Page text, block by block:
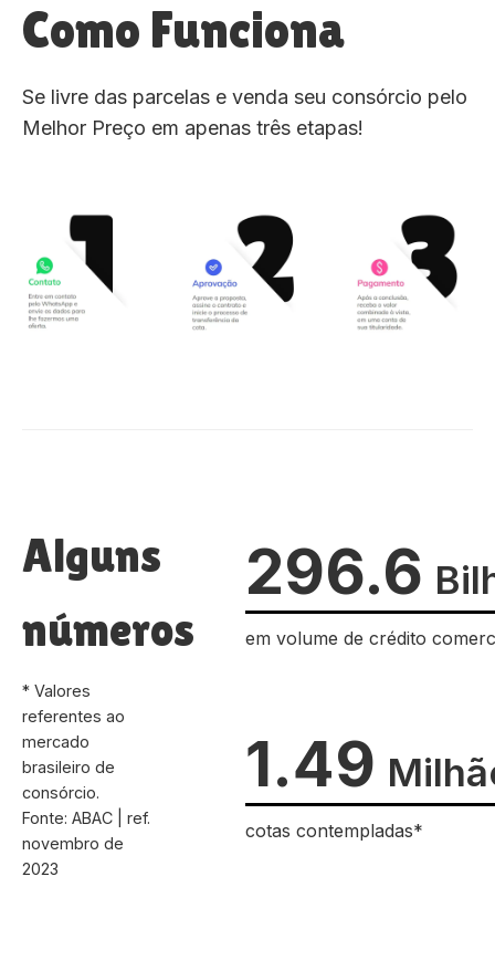
Como Funciona
Se livre das parcelas e venda seu consórcio pelo
Melhor Preço em apenas três etapas!
Alguns
números
* Valores
referentes ao
mercado
brasileiro de
consórcio.
Fonte: ABAC | ref.
novembro de
2023
296.6
em volume de crédito
1.49
cotas contempladas*